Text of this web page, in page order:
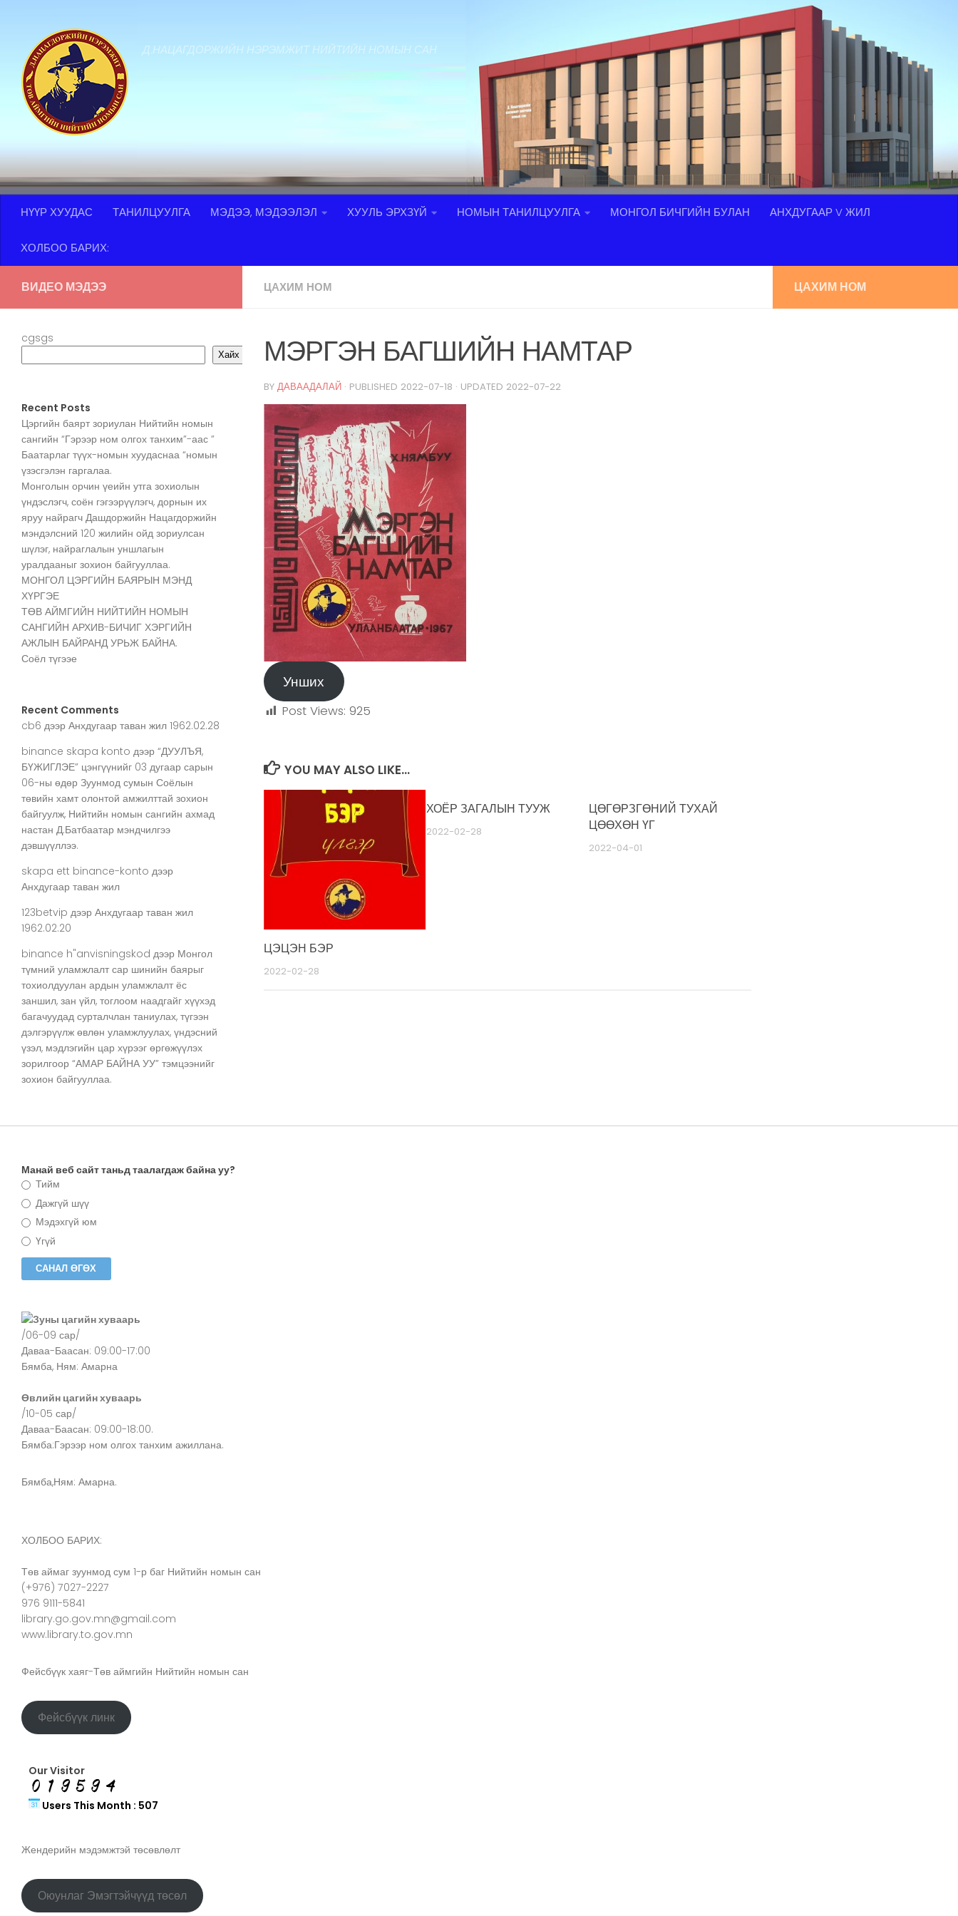
Д.НАЦАГДОРЖИЙН НЭРЭМЖИТ НИЙТИЙН НОМЫН САН
НҮҮР ХУУДАС ТАНИЛЦУУЛГА МЭДЭЭ, МЭДЭЭЛЭЛ ХУУЛЬ ЭРХЗҮЙ НОМЫН ТАНИЛЦУУЛГА МОНГОЛ БИЧГИЙН БУЛАН АНХДУГААР V ЖИЛ
ХОЛБОО БАРИХ:
ЦАХИМ НОМ
МЭРГЭН БАГШИЙН НАМТАР
BY ДАВААДАЛАЙ · PUBLISHED 2022-07-18 · UPDATED 2022-07-22
Унших
Post Views: 925
YOU MAY ALSO LIKE...
ЦЭЦЭН БЭР
2022-02-28
ХОЁР ЗАГАЛЫН ТУУЖ
2022-02-28
ЦӨГӨРЗГӨНИЙ ТУХАЙ
ЦӨӨХӨН ҮГ
2022-04-01
ВИДЕО МЭДЭЭ
cgsgs
Хайх
Recent Posts
Цэргийн баярт зориулан Нийтийн номын
сангийн “Гэрээр ном олгох танхим”-аас ”
Баатарлаг түүх-номын хуудаснаа “номын
үзэсгэлэн гаргалаа.
Монголын орчин үеийн утга зохиолын
үндэслэгч, соён гэгээрүүлэгч, дорнын их
яруу найрагч Дашдоржийн Нацагдоржийн
мэндэлсний 120 жилийн ойд зориулсан
шүлэг, найраглалын уншлагын
уралдааныг зохион байгууллаа.
МОНГОЛ ЦЭРГИЙН БАЯРЫН МЭНД
ХҮРГЭЕ
ТӨВ АЙМГИЙН НИЙТИЙН НОМЫН
САНГИЙН АРХИВ-БИЧИГ ХЭРГИЙН
АЖЛЫН БАЙРАНД УРЬЖ БАЙНА.
Соёл түгээе
Recent Comments
cb6 дээр Анхдугаар таван жил 1962.02.28
binance skapa konto дээр “ДУУЛЪЯ,
БҮЖИГЛЭЕ” цэнгүүнийг 03 дугаар сарын
06-ны өдөр Зуунмод сумын Соёлын
төвийн хамт олонтой амжилттай зохион
байгуулж, Нийтийн номын сангийн ахмад
настан Д.Батбаатар мэндчилгээ
дэвшүүллээ.
skapa ett binance-konto дээр
Анхдугаар таван жил
123betvip дээр Анхдугаар таван жил
1962.02.20
binance h"anvisningskod дээр Монгол
түмний уламжлалт сар шинийн баярыг
тохиолдуулан ардын уламжлалт ёс
заншил, зан үйл, тоглоом наадгайг хүүхэд
багачуудад сурталчлан таниулах, түгээн
дэлгэрүүлж өвлөн уламжлуулах, үндэсний
үзэл, мэдлэгийн цар хүрээг өргөжүүлэх
зорилгоор “АМАР БАЙНА УУ” тэмцээнийг
зохион байгууллаа.
ЦАХИМ НОМ
Манай веб сайт таньд таалагдаж байна уу?
Тийм
Дажгүй шүү
Мэдэхгүй юм
Үгүй
Зуны цагийн хуваарь
/06-09 сар/
Даваа-Баасан: 09:00-17:00
Бямба, Ням: Амарна
Өвлийн цагийн хуваарь
/10-05 сар/
Даваа-Баасан: 09:00-18:00.
Бямба:Гэрээр ном олгох танхим ажиллана.
Бямба,Ням: Амарна.
ХОЛБОО БАРИХ:
Төв аймаг зуунмод сум 1-р баг Нийтийн номын сан
(+976) 7027-2227
976 9111-5841
library.go.gov.mn@gmail.com
www.library.to.gov.mn
Фейсбүүк хаяг-Төв аймгийн Нийтийн номын сан
Фейсбүүк линк
Our Visitor
Users This Month : 507
Жендерийн мэдэмжтэй төсөвлөлт
Оюунлаг Эмэгтэйчүүд төсөл